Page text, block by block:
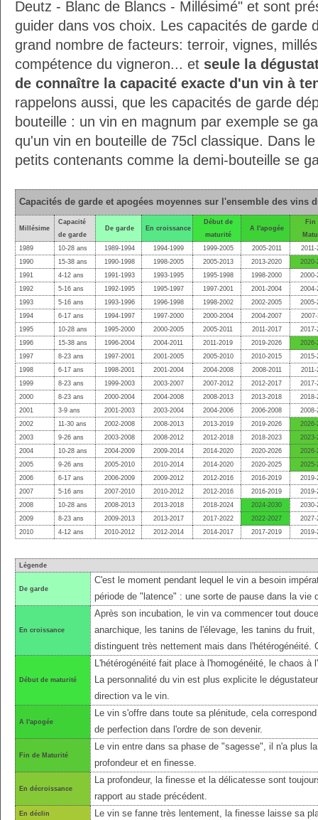
Deutz - Blanc de Blancs - Millésimé" et sont
guider dans vos choix. Les capacités de garde
grand nombre de facteurs: terroir, vignes,
compétence du vigneron... et seule la
de connaître la capacité exacte d'un vin à
rappelons aussi, que les capacités de garde
bouteille : un vin en magnum par exemple se
qu'un vin en bouteille de 75cl classique. Dans
petits contenants comme la demi-bouteille se
Capacités de garde et apogées moyennes sur l'ensemble des vins
Millésime
Capacité
de garde
De garde En croissance
Début de
maturité
A l'apogée
Fin
1989
10-28 ans 1989-1994 1994-1999 1999-2005 2005-2011
2011-
1990
15-38 ans 1990-1998 1998-2005 2005-2013 2013-2020
2020-
1991
4-12 ans 1991-1993 1993-1995 1995-1998 1998-2000
2000-
1992
5-16 ans 1992-1995 1995-1997 1997-2001 2001-2004
2004-
1993
5-16 ans 1993-1996 1996-1998 1998-2002 2002-2005
2005-
1994
6-17 ans 1994-1997 1997-2000 2000-2004 2004-2007
2007-
1995
10-28 ans 1995-2000 2000-2005 2005-2011 2011-2017
2017-
1996
15-38 ans 1996-2004 2004-2011 2011-2019 2019-2026
2026-
1997
8-23 ans 1997-2001 2001-2005 2005-2010 2010-2015
2015-
1998
6-17 ans 1998-2001 2001-2004 2004-2008 2008-2011
2011-
1999
8-23 ans 1999-2003 2003-2007 2007-2012 2012-2017
2017-
2000
8-23 ans 2000-2004 2004-2008 2008-2013 2013-2018
2018-
2001
3-9 ans 2001-2003 2003-2004 2004-2006 2006-2008
2008-
2002
11-30 ans 2002-2008 2008-2013 2013-2019 2019-2026
2026-
2003
9-26 ans 2003-2008 2008-2012 2012-2018 2018-2023
2023-
2004
10-28 ans 2004-2009 2009-2014 2014-2020 2020-2026
2026-
2005
9-26 ans 2005-2010 2010-2014 2014-2020 2020-2025
2025-
2006
6-17 ans 2006-2009 2009-2012 2012-2016 2016-2019
2019-
2007
5-16 ans 2007-2010 2010-2012 2012-2016 2016-2019
2019-
2008
10-28 ans 2008-2013 2013-2018 2018-2024 2024-2030
2030-
2009
8-23 ans 2009-2013 2013-2017 2017-2022 2022-2027
2027-
2010
4-12 ans 2010-2012 2012-2014 2014-2017 2017-2019 2019-
Légende
De garde
C'est le moment pendant lequel le vin a besoin
période de "latence" : une sorte de pause dans la vie
En croissance
Après son incubation, le vin va commencer tout
anarchique, les tanins de l'élevage, les tanins du
distinguent très nettement mais dans l'hétérogénéité.
Début de maturité
L'hétérogénéité fait place à l'homogénéité, le chaos
La personnalité du vin est plus explicite le
direction va le vin.
A l'apogée
Le vin s'offre dans toute sa plénitude, cela
de perfection dans l'ordre de son devenir.
Fin de Maturité
Le vin entre dans sa phase de "sagesse", il n'a plus
profondeur et en finesse.
En décroissance
La profondeur, la finesse et la délicatesse sont
rapport au stade précédent.
En déclin Le vin se fanne très lentement, la finesse laisse sa